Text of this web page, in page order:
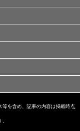
を含め、記事の内容は掲載時点